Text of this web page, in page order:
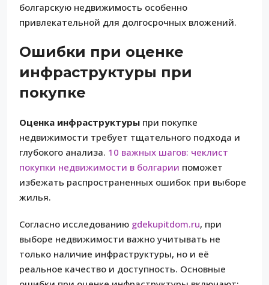
болгарскую недвижимость особенно
привлекательной для долгосрочных вложений.
Ошибки при оценке
инфраструктуры при
покупке
Оценка инфраструктуры при покупке
недвижимости требует тщательного подхода и
глубокого анализа. 10 важных шагов: чеклист
покупки недвижимости в болгарии поможет
избежать распространенных ошибок при выборе
жилья.
Согласно исследованию gdekupitdom.ru, при
выборе недвижимости важно учитывать не
только наличие инфраструктуры, но и её
реальное качество и доступность. Основные